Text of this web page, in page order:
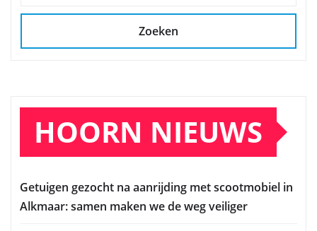
Zoeken
HOORN NIEUWS
Getuigen gezocht na aanrijding met scootmobiel in
Alkmaar: samen maken we de weg veiliger